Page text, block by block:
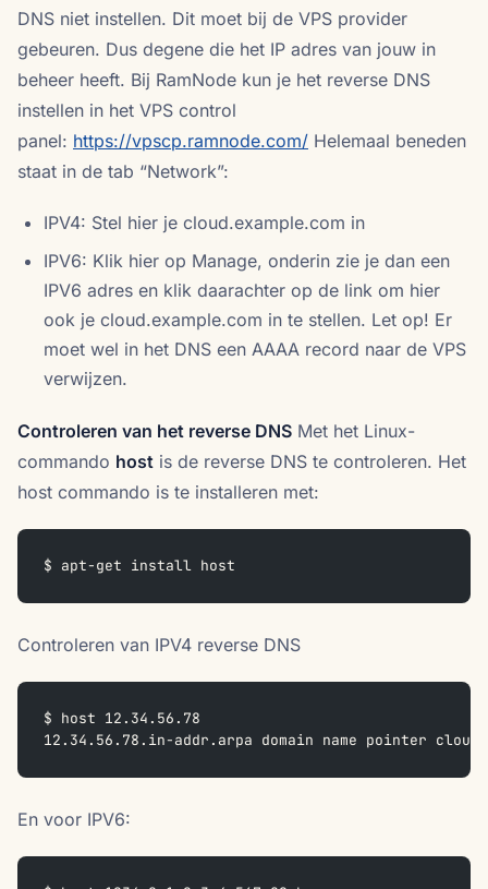
DNS niet instellen. Dit moet bij de VPS provider
gebeuren. Dus degene die het IP adres van jouw in
beheer heeft. Bij RamNode kun je het reverse DNS
instellen in het VPS control
panel: https://vpscp.ramnode.com/ Helemaal beneden
staat in de tab “Network”:
IPV4: Stel hier je cloud.example.com in
IPV6: Klik hier op Manage, onderin zie je dan een
IPV6 adres en klik daarachter op de link om hier
ook je cloud.example.com in te stellen. Let op! Er
moet wel in het DNS een AAAA record naar de VPS
verwijzen.
Controleren van het reverse DNS Met het Linux-
commando host is de reverse DNS te controleren. Het
host commando is te installeren met:
$ apt-get install host
Controleren van IPV4 reverse DNS
$ host 12.34.56.78
12.34.56.78.in-addr.arpa domain name pointer
En voor IPV6: